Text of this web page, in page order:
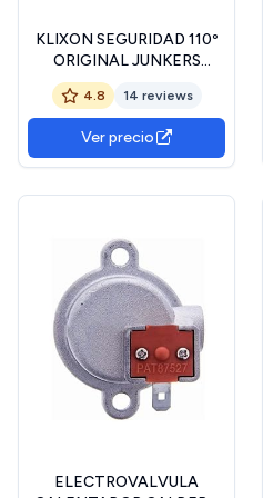
KLIXON SEGURIDAD 110º
ORIGINAL JUNKERS
8738717111
4.8 14 reviews
Ver precio
ELECTROVALVULA